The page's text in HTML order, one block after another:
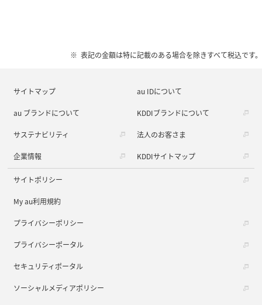
表記の金額は特に記載のある場合を除きすべて税込です。
サイトマップ au IDについて
au ブランドについて KDDIブランドについて
サステナビリティ 法人のお客さま
企業情報 KDDIサイトマップ
サイトポリシー
My au利用規約
プライバシーポリシー
プライバシーポータル
セキュリティポータル
ソーシャルメディアポリシー